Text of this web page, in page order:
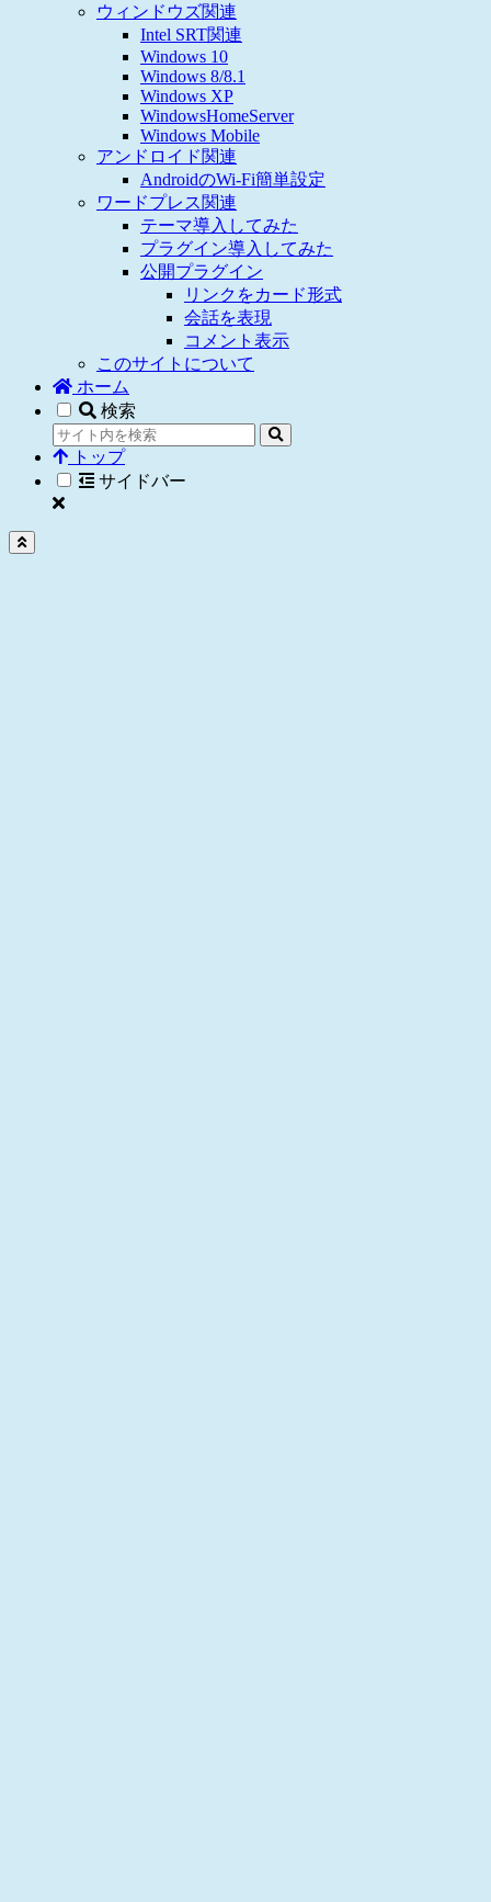
ウィンドウズ関連
Intel SRT関連
Windows 10
Windows 8/8.1
Windows XP
WindowsHomeServer
Windows Mobile
アンドロイド関連
AndroidのWi-Fi簡単設定
ワードプレス関連
テーマ導入してみた
プラグイン導入してみた
公開プラグイン
リンクをカード形式
会話を表現
コメント表示
このサイトについて
ホーム
検索
トップ
サイドバー